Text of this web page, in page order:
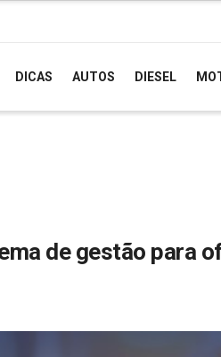
DICAS AUTOS DIESEL
de gestão para